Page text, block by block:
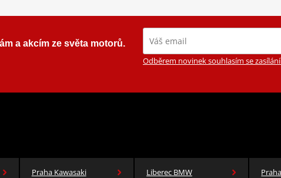
a akcím ze světa motorů.
Odběrem novinek souhlasím se
Praha Kawasaki Liberec BMW